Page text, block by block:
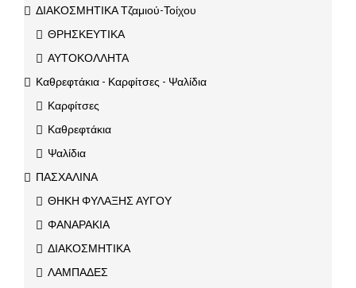
ΔΙΑΚΟΣΜΗΤΙΚΑ Τζαμιού-Τοίχου
ΘΡΗΣΚΕΥΤΙΚΑ
ΑΥΤΟΚΟΛΛΗΤΑ
Καθρεφτάκια - Καρφίτσες - Ψαλίδια
Καρφίτσες
Καθρεφτάκια
Ψαλίδια
ΠΑΣΧΑΛΙΝΑ
ΘΗΚΗ ΦΥΛΑΞΗΣ ΑΥΓΟΥ
ΦΑΝΑΡΑΚΙΑ
ΔΙΑΚΟΣΜΗΤΙΚΑ
ΛΑΜΠΑΔΕΣ